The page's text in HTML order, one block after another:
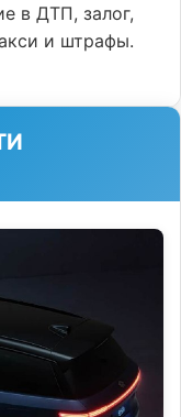
в ДТП, залог,
и штрафы.